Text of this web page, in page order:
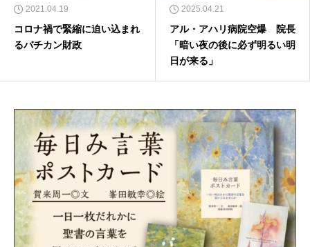
2021.04.19
コロナ禍で緊縮に迫い込まれ
るバチカン財政
2025.04.21
アル・アハリ病院空爆 院長
「暗い夜の後に必ず明るい明
日が来る」